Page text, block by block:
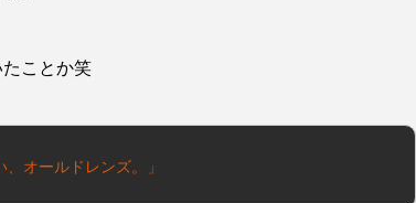
ことか笑
オールドレンズ。」